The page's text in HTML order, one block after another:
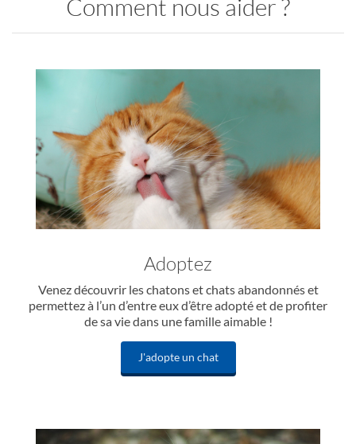
Comment nous aider ?
Adoptez
Venez découvrir les chatons et chats abandonnés et
permettez à l’un d’entre eux d’être adopté et de profiter
de sa vie dans une famille aimable !
J'adopte un chat